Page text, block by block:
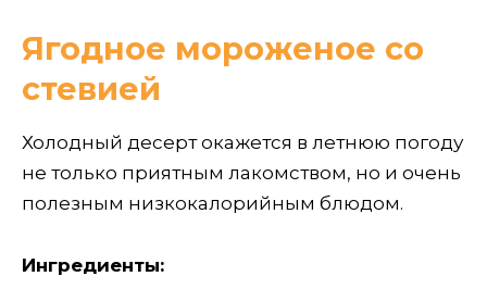
Ягодное мороженое со
стевией
Холодный десерт окажется в летнюю погоду
не только приятным лакомством, но и очень
полезным низкокалорийным блюдом.
Ингредиенты: